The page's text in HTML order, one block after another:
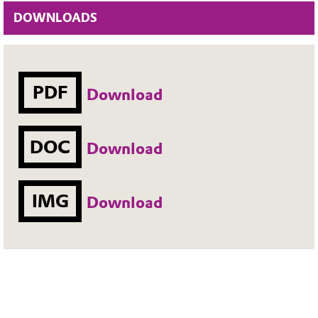
DOWNLOADS
PDF Download
DOC Download
IMG Download